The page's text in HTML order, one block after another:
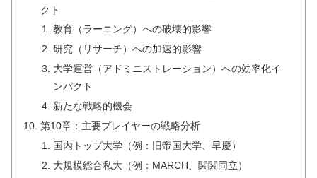
クト
教育（ラーニング）への破壊的影響
研究（リサーチ）への加速的影響
大学運営（アドミニストレーション）への効率化イ
ンパクト
新たな戦略的機会
第10章：主要プレイヤーの戦略分析
国内トップ大学（例：旧帝国大学、早慶）
大規模総合私大（例：MARCH、関関同立）